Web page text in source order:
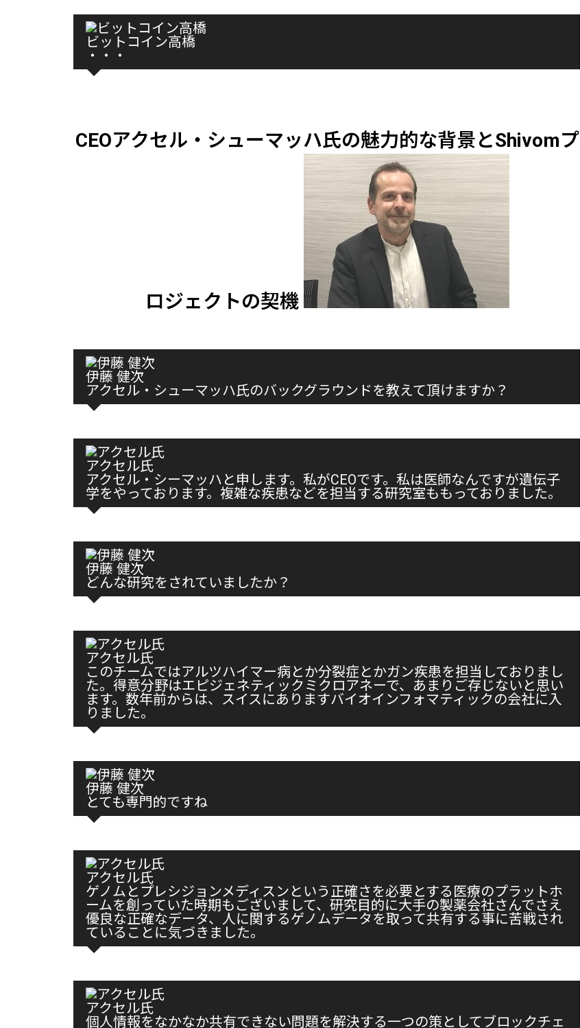
ビットコイン高橋
・・・
CEOアクセル・シューマッハ氏の魅力的な背景とShivomプ
ロジェクトの契機
伊藤 健次
アクセル・シューマッハ氏のバックグラウンドを教えて頂けますか？
アクセル氏
アクセル・シーマッハと申します。私がCEOです。私は医師なんですが遺伝子
学をやっております。複雑な疾患などを担当する研究室ももっておりました。
伊藤 健次
どんな研究をされていましたか？
アクセル氏
このチームではアルツハイマー病とか分裂症とかガン疾患を担当しておりまし
た。得意分野はエピジェネティックミクロアネーで、あまりご存じないと思い
ます。数年前からは、スイスにありますバイオインフォマティックの会社に入
りました。
伊藤 健次
とても専門的ですね
アクセル氏
ゲノムとプレシジョンメディスンという正確さを必要とする医療のプラットホ
ームを創っていた時期もございまして、研究目的に大手の製薬会社さんでさえ
優良な正確なデータ、人に関するゲノムデータを取って共有する事に苦戦され
ていることに気づきました。
アクセル氏
個人情報をなかなか共有できない問題を解決する一つの策としてブロックチェ